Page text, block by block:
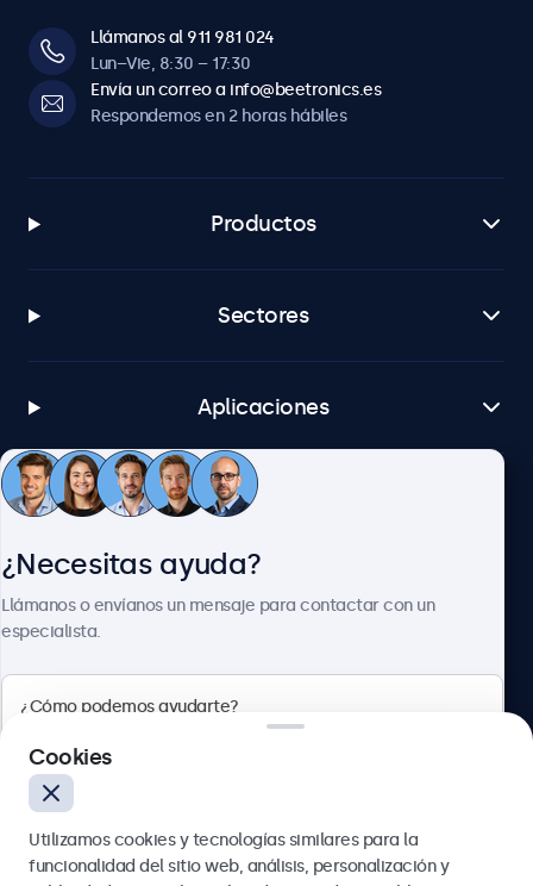
Llámanos al 911 981 024
Lun–Vie, 8:30 – 17:30
Envía un correo a info@beetronics.es
Respondemos en 2 horas hábiles
Productos
Sectores
Aplicaciones
Atención al cliente
4.8/5 la valoración de 5000+ empresas
¿Necesitas ayuda?
Llámanos o envíanos un mensaje para contactar con un
especialista.
Cookies
Utilizamos cookies y tecnologías similares para la
funcionalidad del sitio web, análisis, personalización y